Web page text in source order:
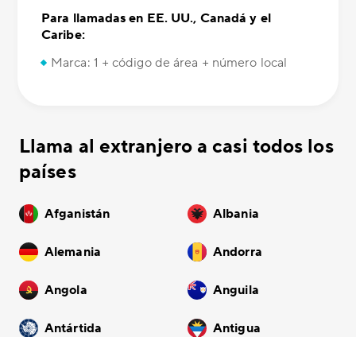
Para llamadas en EE. UU., Canadá y el
Caribe:
Marca: 1 + código de área + número local
Llama al extranjero a casi todos los
países
Afganistán Albania
Alemania Andorra
Angola Anguila
Antártida Antigua